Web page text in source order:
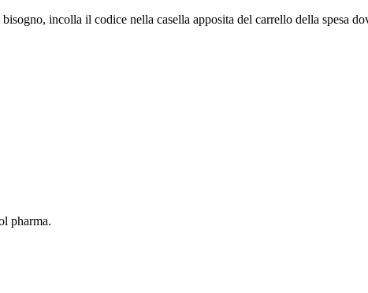
incolla il codice nella casella apposita del carrello della spesa
pharma.